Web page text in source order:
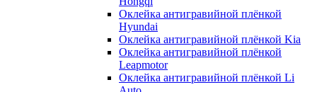
Оклейка антигравийной плёнкой
Hyundai
Оклейка антигравийной плёнкой Kia
Оклейка антигравийной плёнкой
Leapmotor
Оклейка антигравийной плёнкой Li